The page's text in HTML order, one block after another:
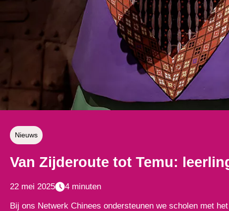
Nieuws
Van Zijderoute tot Temu:
22 mei 2025 4 minuten
Bij ons Netwerk Chinees ondersteunen we scholen met